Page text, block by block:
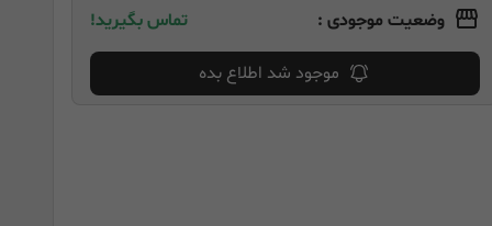
وضعیت موجودی : تماس بگیرید!
موجود شد اطلاع بده